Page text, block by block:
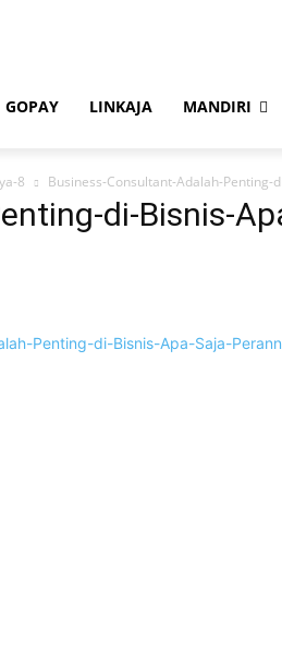
GOPAY LINKAJA MANDIRI
8 Business-Consultant-Adalah-Penting-
di-Bisnis-